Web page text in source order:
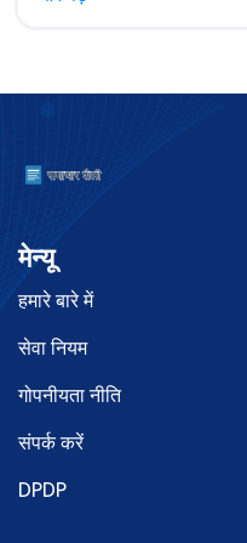
लगाया।
मेन्यू
हमारे बारे में
सेवा नियम
गोपनीयता नीति
संपर्क करें
DPDP